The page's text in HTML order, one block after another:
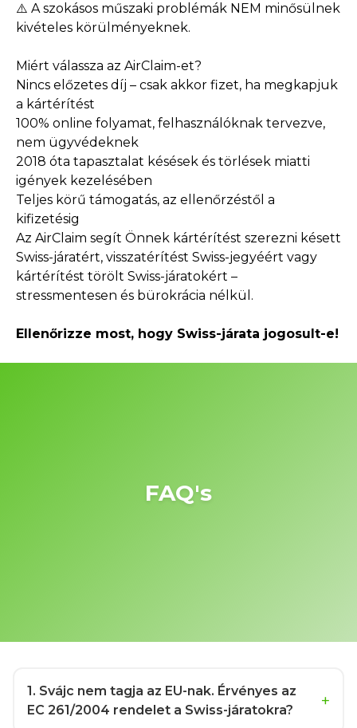
⚠️ A szokásos műszaki problémák NEM minősülnek
kivételes körülményeknek.
Miért válassza az AirClaim-et?
Nincs előzetes díj – csak akkor fizet, ha megkapjuk
a kártérítést
100% online folyamat, felhasználóknak tervezve,
nem ügyvédeknek
2018 óta tapasztalat késések és törlések miatti
igények kezelésében
Teljes körű támogatás, az ellenőrzéstől a
kifizetésig
Az AirClaim segít Önnek kártérítést szerezni késett
Swiss-járatért, visszatérítést Swiss-jegyéért vagy
kártérítést törölt Swiss-járatokért –
stressmentesen és bürokrácia nélkül.
Ellenőrizze most, hogy Swiss-járata jogosult-e!
FAQ's
1. Svájc nem tagja az EU-nak. Érvényes az
EC 261/2004 rendelet a Swiss-járatokra?